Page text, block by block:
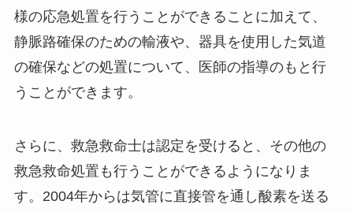
様の応急処置を行うことができることに加えて、
静脈路確保のための輸液や、器具を使用した気道
の確保などの処置について、医師の指導のもと行
うことができます。
さらに、救急救命士は認定を受けると、その他の
救急救命処置も行うことができるようになりま
す。2004年からは気管に直接管を通し酸素を送る